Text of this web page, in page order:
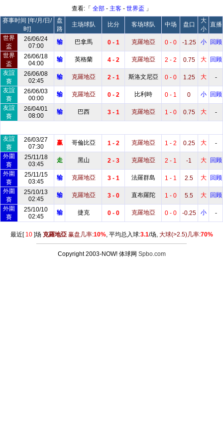
查看:「 全部- 主客- 世界盃 」
赛事时间 [年/月/日/
时]
盘
路
主场球队 比分 客场球队 中场 盘口
大
小
直播
世界
盃
26/06/24
07:00
输 巴拿馬 0 - 1 克羅地亞 0 - 0 -1.25 小
回顾
世界
盃
26/06/18
04:00
输 英格蘭 4 - 2 克羅地亞 2 - 2 0.75 大
回顾
友誼
賽
26/06/08
02:45
输 克羅地亞 2 - 1 斯洛文尼亞 0 - 0 1.25 大
-
友誼
賽
26/06/03
00:00
输 克羅地亞 0 - 2 比利時 0 - 1 0 小
回顾
友誼
賽
26/04/01
08:00
输 巴西 3 - 1 克羅地亞 1 - 0 0.75 大 -
友誼
賽
26/03/27
07:30
赢 哥倫比亞 1 - 2 克羅地亞 1 - 2 0.25 大
-
外圍
賽
25/11/18
03:45
走 黑山 2 - 3 克羅地亞 2 - 1 -1 大
回顾
外圍
賽
25/11/15
03:45
输 克羅地亞 3 - 1 法羅群島 1 - 1 2.5 大
回顾
外圍
賽
25/10/13
02:45
输 克羅地亞 3 - 0 直布羅陀 1 - 0 5.5 大
回顾
外圍
賽
25/10/10
02:45
输 捷克 0 - 0 克羅地亞 0 - 0 -0.25 小 -
最近[ 10]场 克羅地亞赢盘几率:10%, 平均总入球:3.1/场, 大球(>2.5)几率:70%
Copyright 2003-NOW! 体球网 Spbo.com